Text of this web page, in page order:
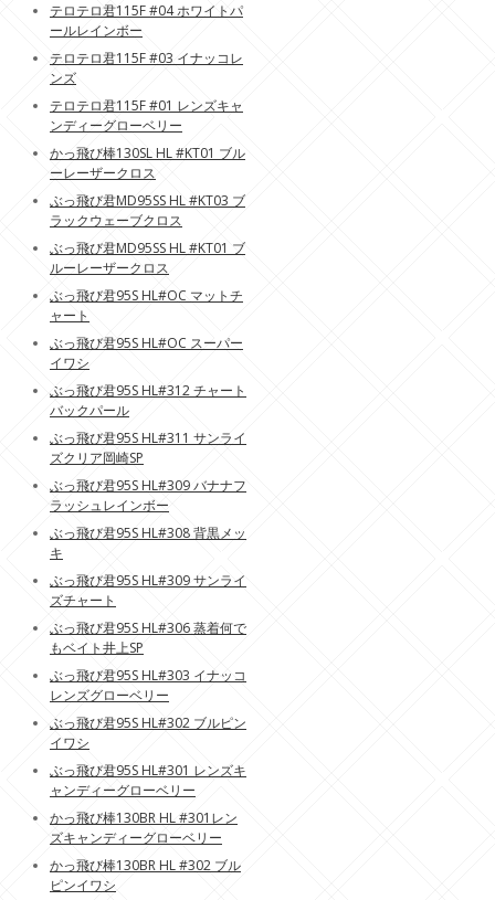
テロテロ君115F #04 ホワイトパ
ールレインボー
テロテロ君115F #03 イナッコレ
ンズ
テロテロ君115F #01 レンズキャ
ンディーグローベリー
かっ飛び棒130SL HL #KT01 ブル
ーレーザークロス
ぶっ飛び君MD95SS HL #KT03 ブ
ラックウェーブクロス
ぶっ飛び君MD95SS HL #KT01 ブ
ルーレーザークロス
ぶっ飛び君95S HL#OC マットチ
ャート
ぶっ飛び君95S HL#OC スーパー
イワシ
ぶっ飛び君95S HL#312 チャート
バックパール
ぶっ飛び君95S HL#311 サンライ
ズクリア岡崎SP
ぶっ飛び君95S HL#309 バナナフ
ラッシュレインボー
ぶっ飛び君95S HL#308 背黒メッ
キ
ぶっ飛び君95S HL#309 サンライ
ズチャート
ぶっ飛び君95S HL#306 蒸着何で
もベイト井上SP
ぶっ飛び君95S HL#303 イナッコ
レンズグローベリー
ぶっ飛び君95S HL#302 ブルピン
イワシ
ぶっ飛び君95S HL#301 レンズキ
ャンディーグローベリー
かっ飛び棒130BR HL #301レン
ズキャンディーグローベリー
かっ飛び棒130BR HL #302 ブル
ピンイワシ